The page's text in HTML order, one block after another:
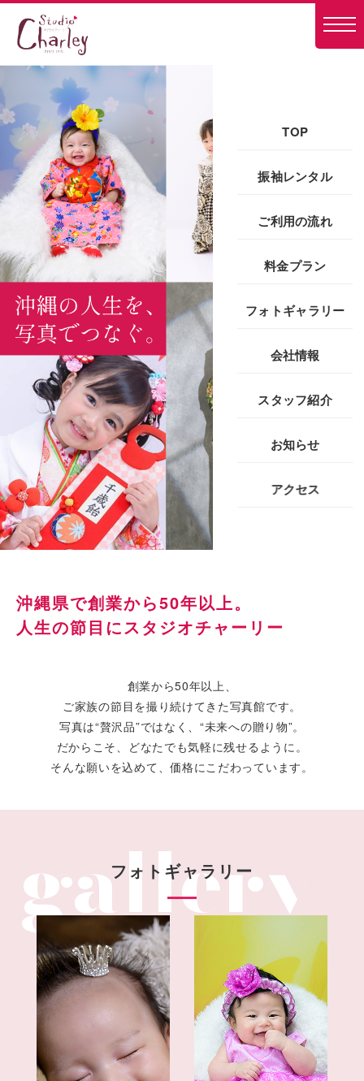
TOP
振袖レンタル
ご利用の流れ
料金プラン
フォトギャラリー
会社情報
スタッフ紹介
お知らせ
アクセス
沖縄県で創業から50年以上。
人生の節目にスタジオチャーリー
創業から50年以上、
ご家族の節目を撮り続けてきた写真館です。
写真は“贅沢品”ではなく、“未来への贈り物”。
だからこそ、どなたでも気軽に残せるように。
そんな願いを込めて、価格にこだわっています。
フォトギャラリー